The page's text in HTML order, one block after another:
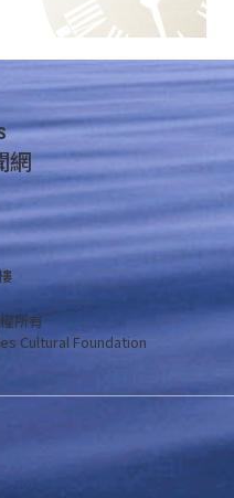
網
所有
Cultural Foundation